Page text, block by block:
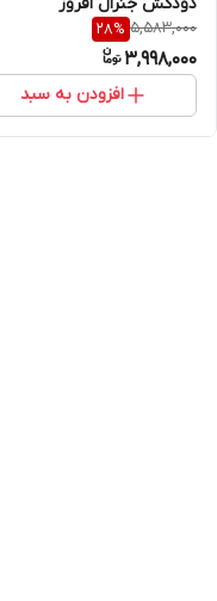
5,583,000
28%
3,998,000
افزودن به سبد